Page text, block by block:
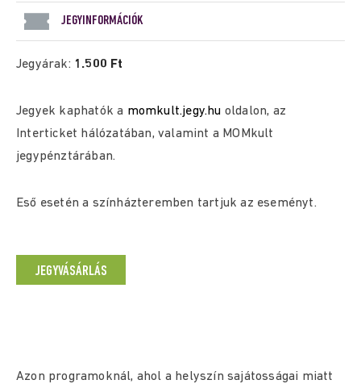
JEGYINFORMÁCIÓK
Jegyárak: 1.500 Ft
Jegyek kaphatók a momkult.jegy.hu oldalon, az
Interticket hálózatában, valamint a MOMkult
jegypénztárában.
Eső esetén a színházteremben tartjuk az eseményt.
JEGYVÁSÁRLÁS
Azon programoknál, ahol a helyszín sajátosságai miatt